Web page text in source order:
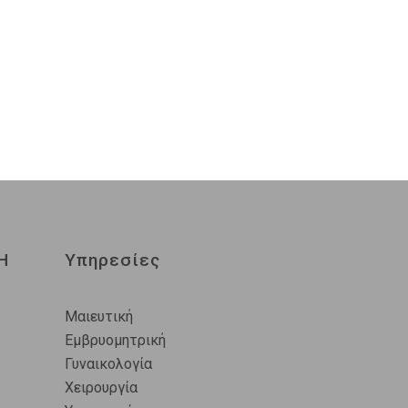
Υπηρεσίες
Μαιευτική
Εμβρυομητρική
Γυναικολογία
Χειρουργία